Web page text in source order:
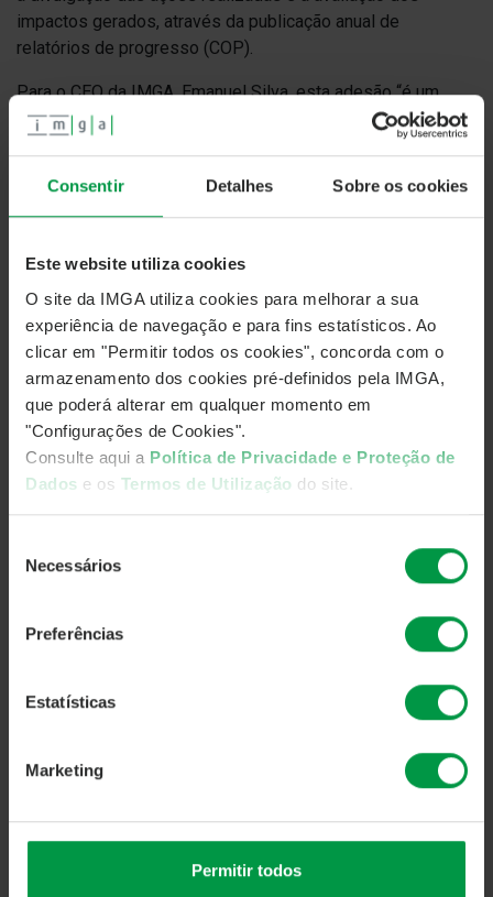
Consentir Detalhes Sobre os cookies
Este website utiliza cookies
O site da IMGA utiliza cookies para melhorar a sua
experiência de navegação e para fins estatísticos. Ao
clicar em "Permitir todos os cookies", concorda com o
armazenamento dos cookies pré-definidos pela IMGA,
que poderá alterar em qualquer momento em
"Configurações de Cookies".
Consulte aqui a Política de Privacidade e Proteção de
Dados e os Termos de Utilização do site.
Necessários
Preferências
Estatísticas
Marketing
Permitir todos
impactos gerados, através da publicação anual de
relatórios de progresso (COP).
Para o CEO da IMGA, Emanuel Silva, esta adesão “é um
importante passo na estratégia de investimento
responsável da Sociedade, procurando, através da
atuação com as melhores práticas internacionais em
matéria de responsabilidade social, ambiental e económica
O Global Compact é uma iniciativa mundial das Nações
Unidas na área de sustentabilidade empresarial que visa
promover o compromisso público e voluntário das
empresas em cumprir os princípios universalmente aceites
e os objetivos de sustentabilidade, tendo sido criado no
ano 2000 por proposta do então Secretário-geral, Kofi
Annan.
Atualmente, o Secretário-geral da ONU, António Guterres, é
mais de 12.000 empresas presentes em mais de 160
países, organizadas em 69 redes locais.
subscritores desta iniciativa com sede ou operações em